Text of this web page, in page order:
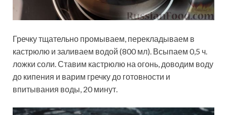
Гречку тщательно промываем, перекладываем в
кастрюлю и заливаем водой (800 мл). Всыпаем 0,5 ч.
ложки соли. Ставим кастрюлю на огонь, доводим воду
до кипения и варим гречку до готовности и
впитывания воды, 20 минут.